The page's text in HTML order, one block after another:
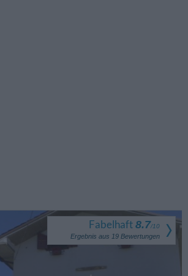
Fabelhaft 8.7/10
Ergebnis aus 19 Bewertungen